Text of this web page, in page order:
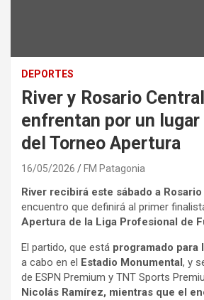
DEPORTES
River y Rosario
enfrentan por un lugar
del Torneo Apertura
16/05/2026 FM Patagonia
River recibirá este sábado a Rosario
encuentro que definirá al primer
Apertura de la Liga Profesional de
El partido, que está programado para
a cabo en el
Estadio Monumental , y
de ESPN Premium y TNT Sports
Nicolás Ramírez, mientras que el